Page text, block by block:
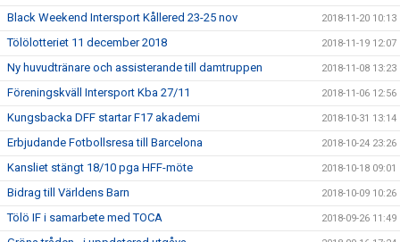
Black Weekend Intersport Kållered 23-25 nov 2018-11-20 10:13
Tölölotteriet 11 december 2018 2018-11-19 12:07
Ny huvudtränare och assisterande till damtruppen 2018-11-08 13:23
Föreningskväll Intersport Kba 27/11 2018-11-06 12:56
Kungsbacka DFF startar F17 akademi 2018-10-31 13:14
Erbjudande Fotbollsresa till Barcelona 2018-10-24 23:26
Kansliet stängt 18/10 pga HFF-möte 2018-10-18 09:01
Bidrag till Världens Barn 2018-10-09 10:26
Tölö IF i samarbete med TOCA 2018-09-26 11:49